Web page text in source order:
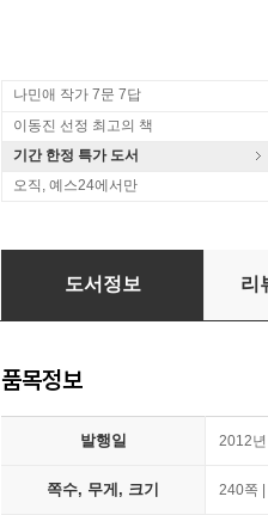
나민애 작가 7문 7답
이동진 선정 최고의 책
기간 한정 특가 도서
오직, 예스24에서만
아무것도 바라지 않는 기도
도서정보 리
품목정보
발행일 2012
쪽수, 무게, 크기 240쪽